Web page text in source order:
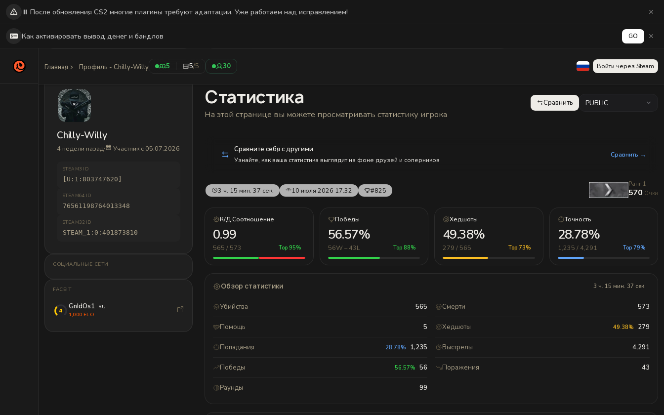
Главная Профиль - Chilly-Willy 5 5/5 30 Войти через Steam
Chilly-Willy
4 недели назад Участник с 05.07.2026
STEAM3 ID
[U:1:803747620]
STEAM64 ID
76561198764013348
STEAM32 ID
STEAM_1:0:401873810
СОЦИАЛЬНЫЕ СЕТИ
FACEIT
GnIdOs1
RU
1,000 ELO
Статистика
Статистика
На этой странице вы можете просматривать статистику игрока
Сравнить PUBLIC
Сравните себя с другими
Узнайте, как ваша статистика выглядит на фоне друзей и соперников
Сравнить →
3 ч. 15 мин. 37 сек. 10 июля 2026 17:32 #825
Ранг 1
570 Очки
К/Д Соотношение
0.99
565 / 573 Top 95%
Победы
56.57%
56W – 43L Top 88%
Хедшоты
49.38%
279 / 565 Top 73%
Точность
28.78%
1,235 / 4,291 Top 79%
Обзор статистики 3 ч. 15 мин. 37 сек.
Убийства 565 Смерти 573
Помощь 5 Хедшоты 49.38% 279
Попадания 28.78% 1,235 Выстрелы 4,291
Победы 56.57% 56 Поражения 43
Раунды 99
⏸️ После обновления CS2 многие плагины требуют адаптации. Уже работаем над исправлением!
Как активировать вывод денег и бандлов GO